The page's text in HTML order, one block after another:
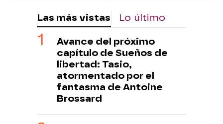
Las más vistas Lo último
Avance del próximo
capítulo de Sueños de
libertad: Tasio,
atormentado por el
fantasma de Antoine
Brossard